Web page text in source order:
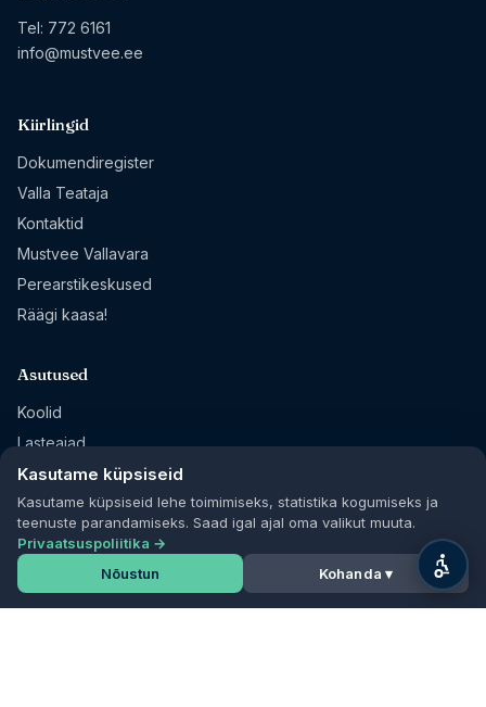
Tel: 772 6161
info@mustvee.ee
Kiirlingid
Dokumendiregister
Valla Teataja
Kontaktid
Mustvee Vallavara
Perearstikeskused
Räägi kaasa!
Asutused
Koolid
Lasteaiad
Raamatukogud
Sihtasutused
Jälgi meid
Kasutame küpsiseid
Kasutame küpsiseid lehe toimimiseks, statistika kogumiseks ja
teenuste parandamiseks. Saad igal ajal oma valikut muuta.
Privaatsuspoliitika →
Nõustun
Kohanda ▾